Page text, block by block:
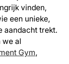
vinden,
een unieke,
aandacht trekt.
we al
Gym,